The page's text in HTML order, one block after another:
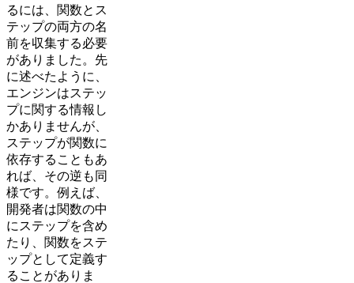
るには、関数とス
テップの両方の名
前を収集する必要
がありました。先
に述べたように、
エンジンはステッ
プに関する情報し
かありませんが、
ステップが関数に
依存することもあ
れば、その逆も同
様です。例えば、
開発者は関数の中
にステップを含め
たり、関数をステ
ップとして定義す
ることがありま